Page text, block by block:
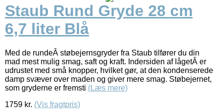
Staub Rund Gryde 28 cm
6,7 liter Blå
Med de rundeÂ støbejernsgryder fra Staub tilfører du din
mad mest mulig smag, saft og kraft. Indersiden af lågetÂ er
udrustet med små knopper, hvilket gør, at den kondenserede
damp svæver over maden og giver mere smag. Støbejernet,
som gryderne er fremsti (Læs mere)
1759 kr. (Vis fragtpris)